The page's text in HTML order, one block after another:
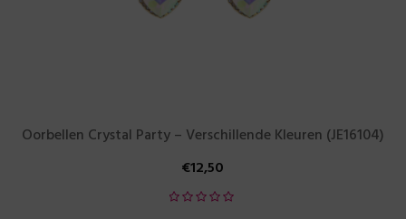
Oorbellen Crystal Party – Verschillende Kleuren (JE16104)
€12,50